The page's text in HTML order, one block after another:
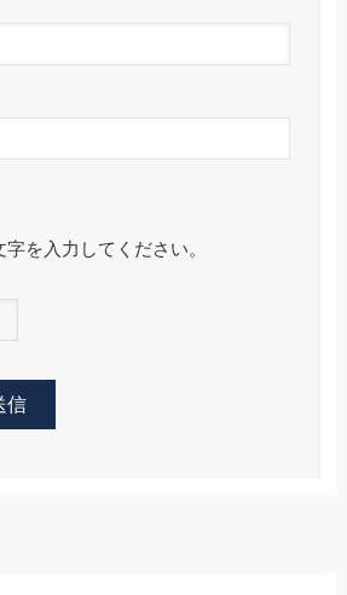
を入力してください。